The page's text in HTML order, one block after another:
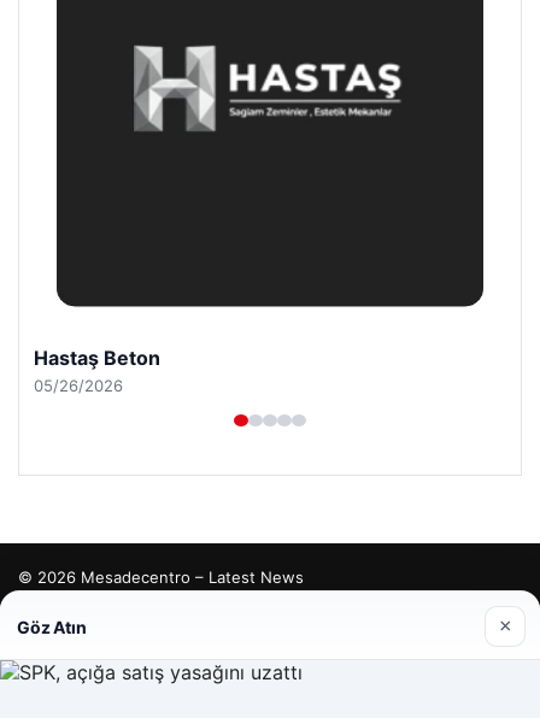
Hastaş Beton
05/26/2026
© 2026 Mesadecentro – Latest News
Göz Atın ×